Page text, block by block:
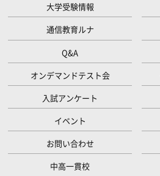
大学受験情報
通信教育ルナ
Q&A
オンデマンドテスト会
入試アンケート
イベント
お問い合わせ
中高一貫校